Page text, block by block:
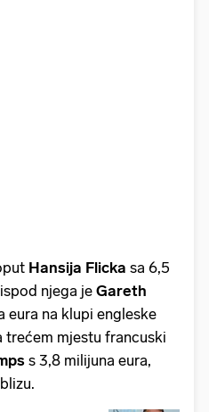
Hansija Flicka sa 6,5
njega jeGareth
eura na klupi engleske
trećem mjestu francuski
s 3,8 milijuna eura,